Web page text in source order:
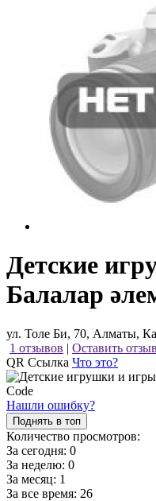
Детские
Балалар
ул. Толе Би, 70, Алматы,
1 отзывов | Оставить отзыв
QR Ссылка Что это?
Нашли ошибку?
Поднять в топ
Количество просмотров:
За сегодня: 0
За неделю: 0
За месяц: 1
За все время: 26